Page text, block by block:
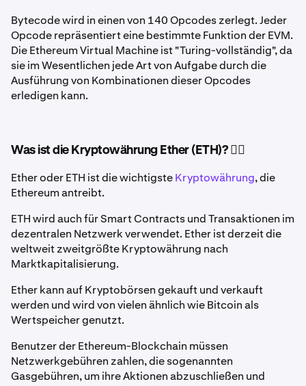
Bytecode wird in einen von 140 Opcodes zerlegt. Jeder
Opcode repräsentiert eine bestimmte Funktion der EVM.
Die Ethereum Virtual Machine ist "Turing-vollständig", da
sie im Wesentlichen jede Art von Aufgabe durch die
Ausführung von Kombinationen dieser Opcodes
erledigen kann.
Was ist die Kryptowährung Ether (ETH)? 🤷‍♂️
Ether oder ETH ist die wichtigsteKryptowährung, die
Ethereum antreibt.
ETH wird auch für Smart Contracts und Transaktionen im
dezentralen Netzwerk verwendet. Ether ist derzeit die
weltweit zweitgrößte Kryptowährung nach
Marktkapitalisierung.
Ether kann auf Kryptobörsen gekauft und verkauft
werden und wird von vielen ähnlich wie Bitcoin als
Wertspeicher genutzt.
Benutzer der Ethereum-Blockchain müssen
Netzwerkgebühren zahlen, die sogenannten
Gasgebühren, um ihre Aktionen abzuschließen und